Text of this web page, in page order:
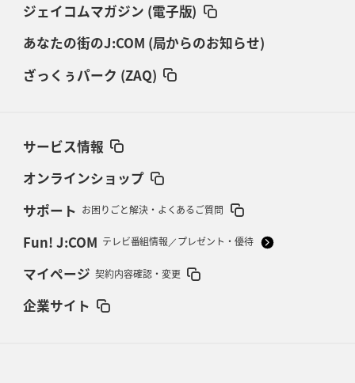
ジェイコムマガジン (電子版)
あなたの街のJ:COM (局からのお知らせ)
ざっくぅパーク (ZAQ)
サービス情報
オンラインショップ
サポート お困りごと解決・よくあるご質問
Fun! J:COM テレビ番組情報／プレゼント・優待
マイページ 契約内容確認・変更
企業サイト